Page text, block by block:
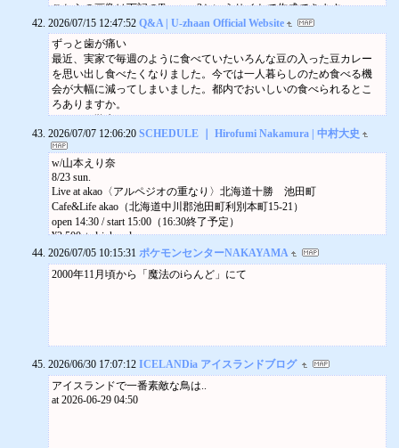
こちらの画像は下記のTopsters 3というサイトで作成できます。
Topsters 3
Make topster charts with music, movies, games, and more.
topsters.org
Text
12:02 AM
オールタイムベストシューゲイザー 2021
2021年に考えた「#オールタイムベストシューゲイザー」より。
ある程度時間かけて考えたものはこちらにアーカイブしておくのは
どうかということで。
https://x.com/taira/status/1457381291133857796
Text
2026/07/15 12:47:52 Q&A | U-zhaan Official Website
ずっと歯が痛い
最近、実家で毎週のように食べていたいろんな豆の入った豆カレー
を思い出し食べたくなりました。今では一人暮らしのため食べる機
会が大幅に減ってしまいました。都内でおいしいの食べられるとこ
ろありますか。
みみ(20) 学生
ムング豆やレンズ豆、それにトゥールダール（キマメ）なんかを混
ぜて作るダールは確かにおいしいです。なのでそういうダールを提
供してくれそうなインド料理屋を何軒かピックアップすればいいか
なと最初は思ったのですが、もしかするとあなたの言う「いろんな
豆の入った豆カレー」というのは僕が頭に描いたものとは全く違う
カレーなんじゃないかという気がしてきました。考えてみると数種
の豆をブレンドして炊いたダールが毎週のように出てくるなんて、
インドやパキスタンなどの出身者が家族にいるとしか思えないから
です。
作り方も尋ねてみましょう。きっと丁寧に教えてくれるはずです。
そういえば僕も、ある時ふいに実家の餃子を食べたくなって、母に
電話をかけて餃子の作り方を聞いてみたことがあります。
「餃子作りたいの？ えーとね、まずスーパーに餃子の皮を買いに行
くでしょ」
2026/07/07 12:06:20 SCHEDULE ｜ Hirofumi Nakamura | 中村大史
w/山本えり奈
8/23 sun.
Live at akao〈アルペジオの重なり〉北海道十勝 池田町
Cafe&Life akao（北海道中川郡池田町利別本町15-21）
open 14:30 / start 15:00（16:30終了予定）
¥2,500 + drink order
ご予約：Instagram @akao へDM / TEL 0155789093（akao）/ contact@hir
ofuminakamura.com
演奏
open 18:00 / start 19:00
予約 ¥4,000 / 当日 ¥4,500
出演： 奥貫史子（Fiddle） 中村大史（Gt, Pf） 石崎元弥（Bodhran, Ba
2026/07/05 10:15:31 ポケモンセンターNAKAYAMA
2000年11月頃から「魔法のiらんど」にて
2026/06/30 17:07:12 ICELANDia アイスランドブログ
アイスランドで一番素敵な鳥は..
at 2026-06-29 04:50